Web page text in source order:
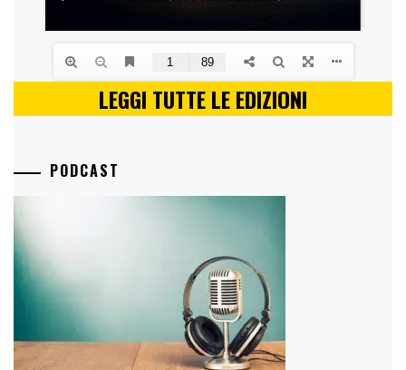
LEGGI TUTTE LE EDIZIONI
PODCAST